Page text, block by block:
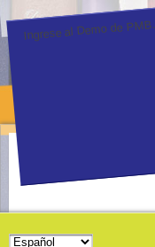
Ingrese al Demo de PMB.